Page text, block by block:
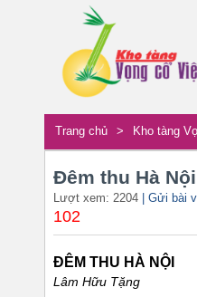
Trang chủ > Kho tàng
Đêm thu Hà Nội
Lượt xem: 2204 | Gửi bài
102
ĐÊM THU HÀ NỘI
Lâm Hữu Tặng